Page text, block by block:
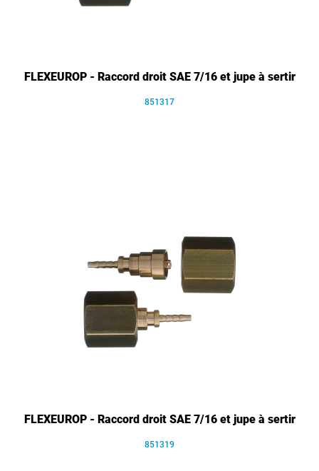
FLEXEUROP - Raccord droit SAE 7/16 et jupe à sertir
851317
FLEXEUROP - Raccord droit SAE 7/16 et jupe à sertir
851319